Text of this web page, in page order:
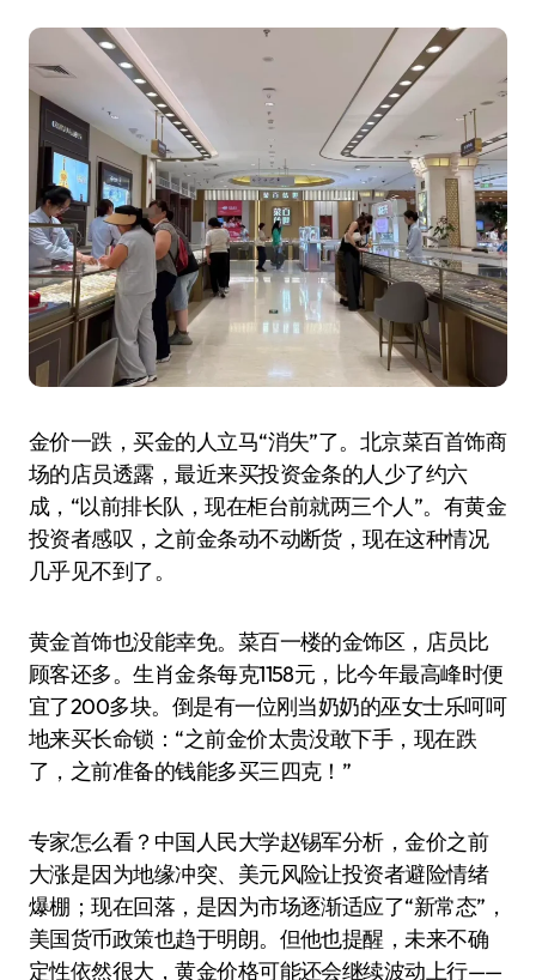
金价一跌，买金的人立马“消失”了。北京菜百首饰商
场的店员透露，最近来买投资金条的人少了约六
成，“以前排长队，现在柜台前就两三个人”。有黄金
投资者感叹，之前金条动不动断货，现在这种情况
几乎见不到了。
黄金首饰也没能幸免。菜百一楼的金饰区，店员比
顾客还多。生肖金条每克1158元，比今年最高峰时便
宜了200多块。倒是有一位刚当奶奶的巫女士乐呵呵
地来买长命锁：“之前金价太贵没敢下手，现在跌
了，之前准备的钱能多买三四克！”
专家怎么看？中国人民大学赵锡军分析，金价之前
大涨是因为地缘冲突、美元风险让投资者避险情绪
爆棚；现在回落，是因为市场逐渐适应了“新常态”，
美国货币政策也趋于明朗。但他也提醒，未来不确
定性依然很大，黄金价格可能还会继续波动上行——